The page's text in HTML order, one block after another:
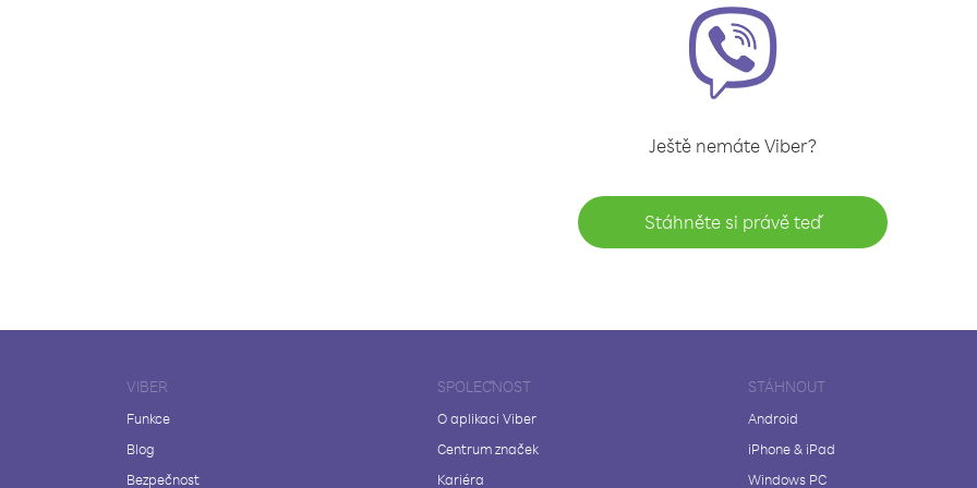
Ještě nemáte Viber?
Stáhněte si právě teď
VIBER
Funkce
Blog
Bezpečnost
SPOLEČNOST
O aplikaci Viber
Centrum značek
Kariéra
STÁHNOUT
Android
iPhone & iPad
Windows PC